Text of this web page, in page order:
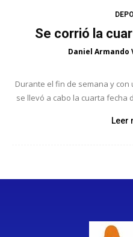
Se corrió la
Daniel Armando
Durante el fin de semana y
se llevó a cabo la cuarta fecha
Leer